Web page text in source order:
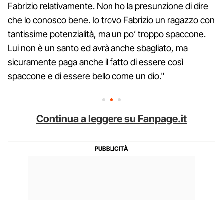
Fabrizio relativamente. Non ho la presunzione di dire
che lo conosco bene. Io trovo Fabrizio un ragazzo con
tantissime potenzialità, ma un po’ troppo spaccone.
Lui non è un santo ed avrà anche sbagliato, ma
sicuramente paga anche il fatto di essere così
spaccone e di essere bello come un dio."
Continua a leggere su Fanpage.it